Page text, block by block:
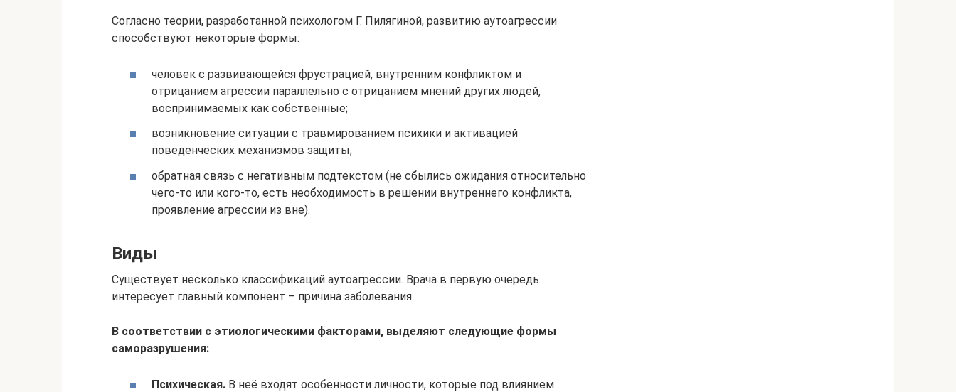
Согласно теории, разработанной психологом Г. Пилягиной, развитию аутоагрессии
способствуют некоторые формы:
человек с развивающейся фрустрацией, внутренним конфликтом и
отрицанием агрессии параллельно с отрицанием мнений других людей,
воспринимаемых как собственные;
возникновение ситуации с травмированием психики и активацией
поведенческих механизмов защиты;
обратная связь с негативным подтекстом (не сбылись ожидания относительно
чего-то или кого-то, есть необходимость в решении внутреннего конфликта,
проявление агрессии из вне).
Виды
Существует несколько классификаций аутоагрессии. Врача в первую очередь
интересует главный компонент – причина заболевания.
В соответствии с этиологическими факторами, выделяют следующие формы
саморазрушения:
Психическая. В неё входят особенности личности, которые под влиянием